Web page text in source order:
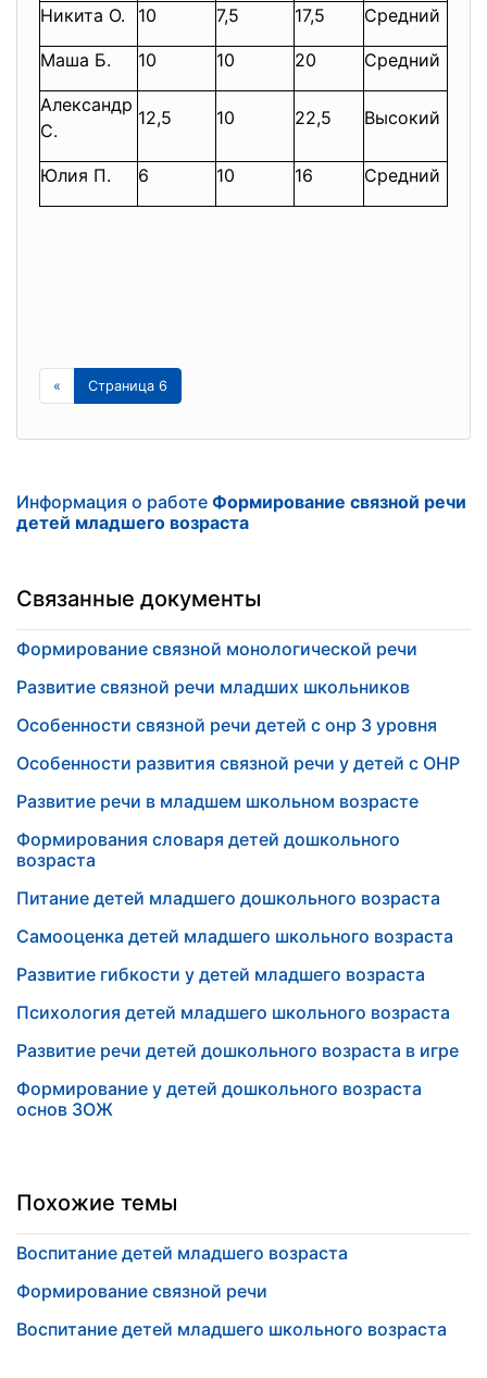
Никита О. 10 7,5 17,5 Средний
Маша Б. 10 10 20 Средний
Александр
С.
12,5 10 22,5 Высокий
Юлия П. 6 10 16 Средний
« Страница 6
Информация о работе Формирование связной речи
детей младшего возраста
Связанные документы
Формирование связной монологической речи
Развитие связной речи младших школьников
Особенности связной речи детей с онр 3 уровня
Особенности развития связной речи у детей с ОНР
Развитие речи в младшем школьном возрасте
Формирования словаря детей дошкольного
возраста
Питание детей младшего дошкольного возраста
Самооценка детей младшего школьного возраста
Развитие гибкости у детей младшего возраста
Психология детей младшего школьного возраста
Развитие речи детей дошкольного возраста в игре
Формирование у детей дошкольного возраста
основ ЗОЖ
Похожие темы
Воспитание детей младшего возраста
Формирование связной речи
Воспитание детей младшего школьного возраста